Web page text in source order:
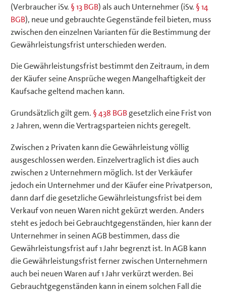
(Verbraucher iSv. § 13 BGB) als auch Unternehmer (iSv. § 14
BGB), neue und gebrauchte Gegenstände feil bieten, muss
zwischen den einzelnen Varianten für die Bestimmung der
Gewährleistungsfrist unterschieden werden.
Die Gewährleistungsfrist bestimmt den Zeitraum, in dem
der Käufer seine Ansprüche wegen Mangelhaftigkeit der
Kaufsache geltend machen kann.
Grundsätzlich gilt gem. § 438 BGBgesetzlich eine Frist von
2 Jahren, wenn die Vertragsparteien nichts geregelt.
Zwischen 2 Privaten kann die Gewährleistung völlig
ausgeschlossen werden. Einzelvertraglich ist dies auch
zwischen 2 Unternehmern möglich. Ist der Verkäufer
jedoch ein Unternehmer und der Käufer eine Privatperson,
dann darf die gesetzliche Gewährleistungsfrist bei dem
Verkauf von neuen Waren nicht gekürzt werden. Anders
steht es jedoch bei Gebrauchtgegenständen, hier kann der
Unternehmer in seinen AGB bestimmen, dass die
Gewährleistungsfrist auf 1 Jahr begrenzt ist. In AGB kann
die Gewährleistungsfrist ferner zwischen Unternehmern
auch bei neuen Waren auf 1 Jahr verkürzt werden. Bei
Gebrauchtgegenständen kann in einem solchen Fall die